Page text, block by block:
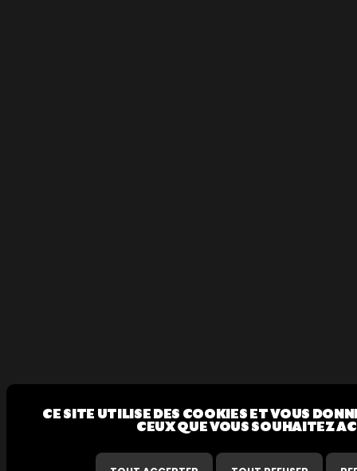
CE SITE UTILISE DES COOKIES ET VOUS
CEUX QUE VOUS SOUHAITEZ